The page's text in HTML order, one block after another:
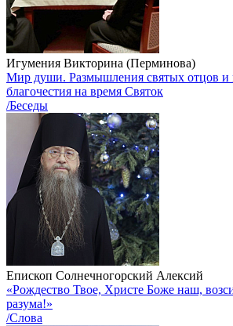
Игумения Викторина (Перминова)
Мир души. Размышления святых отцов и
благочестия на время Святок
/Беседы
Епископ Солнечногорский Алексий
«Рождество Твое, Христе Боже наш,
разума!»
/Слова